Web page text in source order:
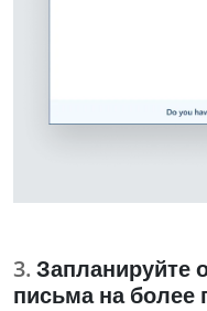
Запланируйте
письма на более